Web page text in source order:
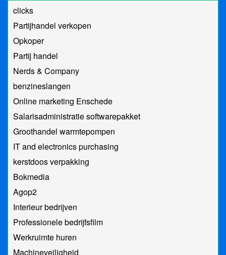
clicks
Partijhandel verkopen
Opkoper
Partij handel
Nerds & Company
benzineslangen
Online marketing Enschede
Salarisadministratie softwarepakket
Groothandel warmtepompen
IT and electronics purchasing
kerstdoos verpakking
Bokmedia
Agop2
Interieur bedrijven
Professionele bedrijfsfilm
Werkruimte huren
Machineveiligheid